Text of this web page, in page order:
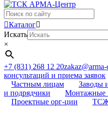
Поиск
...Каталог
Искать
×
+7 (831) 268 12 20zakaz@arma-
консультаций и приема заявок
Частным лицам
Заводы
и подрядчики
Монтажные
Проектные орг-ции